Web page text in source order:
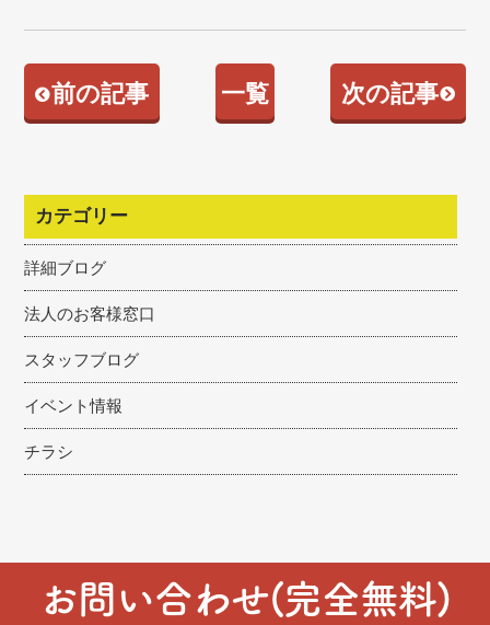
前の記事 一覧 次の記事
カテゴリー
詳細ブログ
法人のお客様窓口
スタッフブログ
イベント情報
チラシ
お問い合わせ(完全無料)